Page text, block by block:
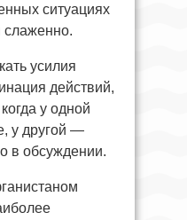
ситуациях
слаженно.
усилия
действий,
у одной
у другой —
в обсуждении.